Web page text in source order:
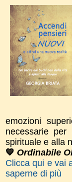
emozioni
necessarie
spirituale e alla
💙 Ordinabile
Clicca qui e vai
saperne di più